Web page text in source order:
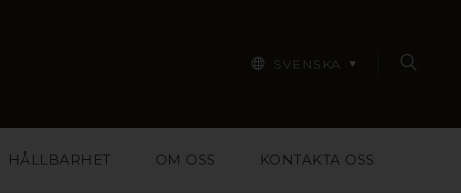
SVENSKA
HÅLLBARHET OM OSS KONTAKTA OSS